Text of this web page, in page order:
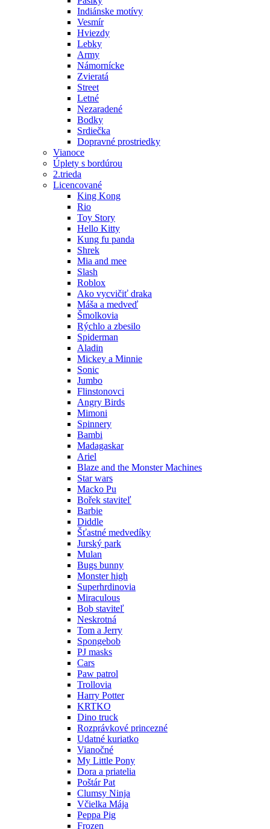
Indiánske motívy
Vesmír
Hviezdy
Lebky
Army
Námornícke
Zvieratá
Street
Letné
Nezaradené
Bodky
Srdiečka
Dopravné prostriedky
Vianoce
Úplety s bordúrou
2.trieda
Licencované
King Kong
Rio
Toy Story
Hello Kitty
Kung fu panda
Shrek
Mia and mee
Slash
Roblox
Ako vycvičiť draka
Máša a medveď
Šmolkovia
Rýchlo a zbesilo
Spiderman
Aladin
Mickey a Minnie
Sonic
Jumbo
Flinstonovci
Angry Birds
Mimoni
Spinnery
Bambi
Madagaskar
Ariel
Blaze and the Monster Machines
Star wars
Macko Pu
Bořek staviteľ
Barbie
Diddle
Šťastné medvedíky
Jurský park
Mulan
Bugs bunny
Monster high
Superhrdinovia
Miraculous
Bob staviteľ
Neskrotná
Tom a Jerry
Spongebob
PJ masks
Cars
Paw patrol
Trollovia
Harry Potter
KRTKO
Dino truck
Rozprávkové princezné
Udatné kuriatko
Vianočné
My Little Pony
Dora a priatelia
Poštár Pat
Clumsy Ninja
Včielka Mája
Peppa Pig
Frozen